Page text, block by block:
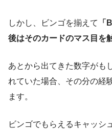
しかし、ビンゴを揃えて
「
後はそのカードのマス目を
あとから出てきた数字がも
れていた場合、その分の経
ます。
ビンゴでもらえるキャッシ